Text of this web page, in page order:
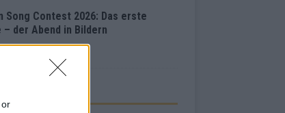
Song Contest 2026: Das erste
– der Abend in Bildern